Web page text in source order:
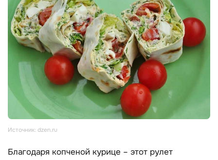
Источник: dzen.ru
Благодаря копченой курице – этот рулет